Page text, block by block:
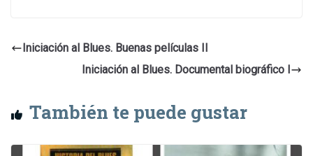
Iniciación al Blues. Buenas películas II
Iniciación al Blues. Documental biográfico I
También te puede gustar